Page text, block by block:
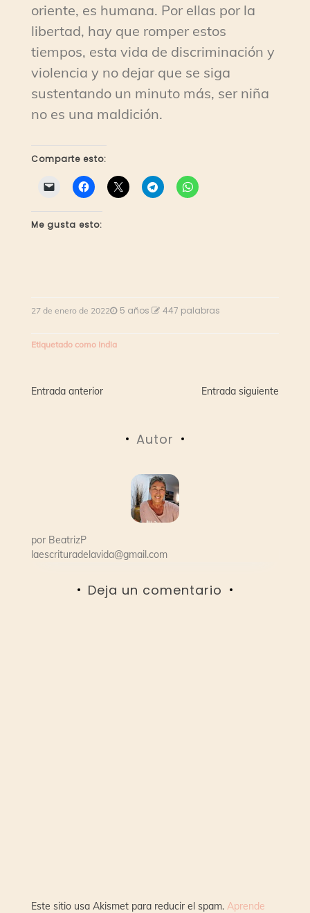
oriente, es humana. Por ellas por la
libertad, hay que romper estos
tiempos, esta vida de discriminación y
violencia y no dejar que se siga
sustentando un minuto más, ser niña
no es una maldición.
Comparte esto:
Me gusta esto:
27 de enero de 2022 5 años 447 palabras
Etiquetado como India
Navegación
entradas
Entrada anterior Entrada siguiente
Autor
por BeatrizP
laescrituradelavida@gmail.com
Deja un comentario
Este sitio usa Akismet para reducir el spam. Aprende